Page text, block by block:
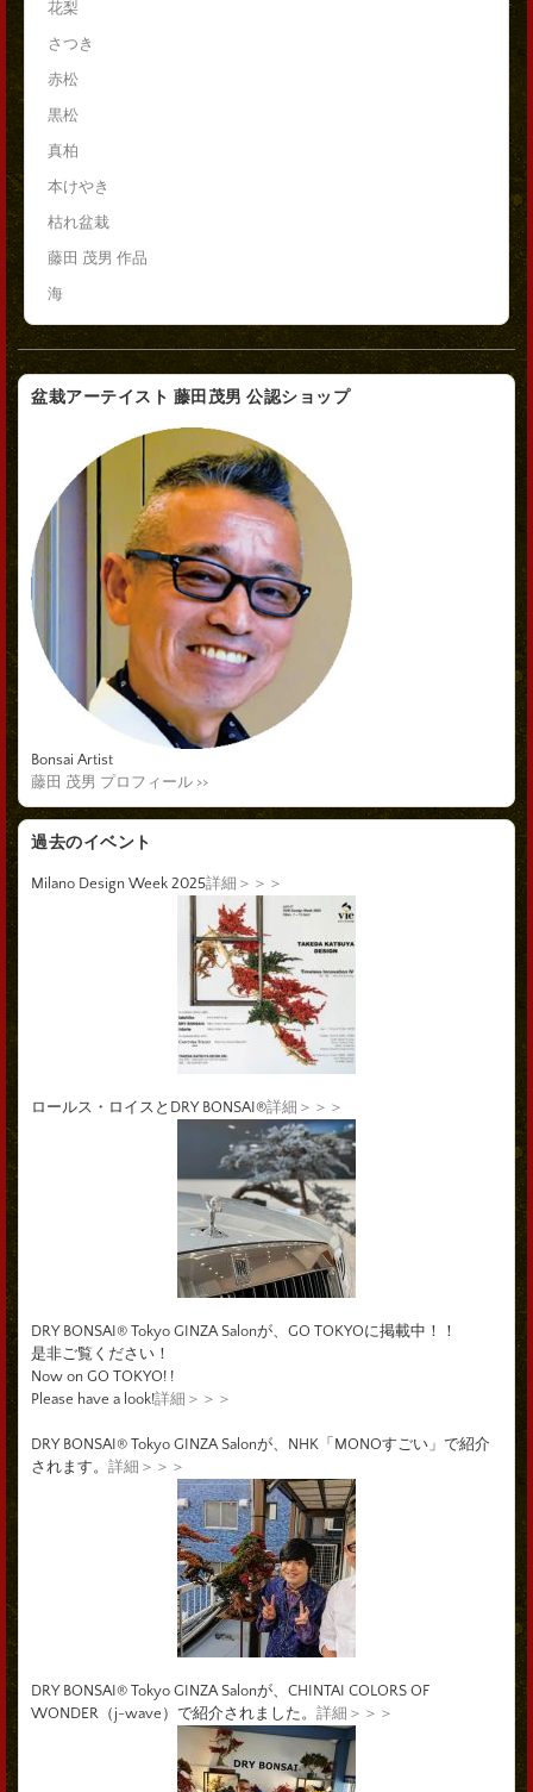
花梨
さつき
赤松
黒松
真柏
本けやき
枯れ盆栽
藤田 茂男 作品
海
盆栽アーテイスト 藤田茂男 公認ショップ
Bonsai Artist
藤田 茂男 プロフィール >>
過去のイベント
Milano Design Week 2025詳細＞＞＞
ロールス・ロイスとDRY BONSAI®詳細＞＞＞
DRY BONSAI® Tokyo GINZA Salonが、GO TOKYOに掲載中！！
是非ご覧ください！
Now on GO TOKYO! !
Please have a look!詳細＞＞＞
DRY BONSAI® Tokyo GINZA Salonが、NHK「MONOすごい」で紹介
されます。 詳細＞＞＞
DRY BONSAI® Tokyo GINZA Salonが、CHINTAI COLORS OF
WONDER（j-wave）で紹介されました。 詳細＞＞＞